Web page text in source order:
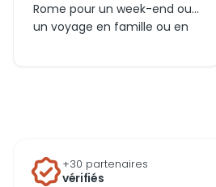
Rome pour un week-end ou
un voyage en famille ou en
+30 partenaires
vérifiés